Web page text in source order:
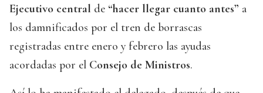
Ejecutivo central de “hacer llegar cuanto antes” a
los damnificados por el tren de borrascas
registradas entre enero y febrero las ayudas
acordadas por el Consejo de Ministros.